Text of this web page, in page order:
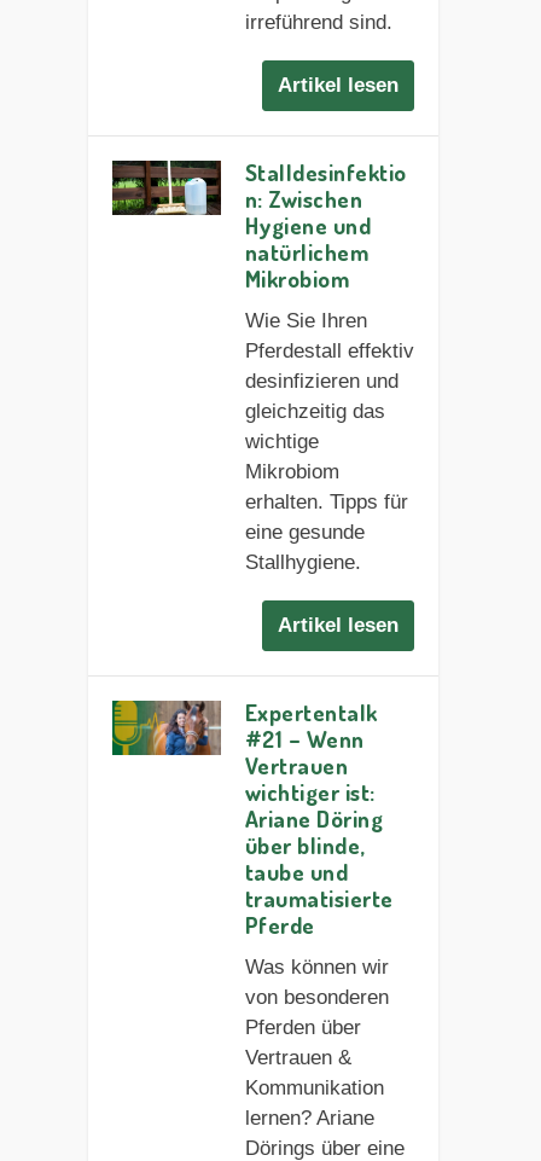
irreführend sind.
Artikel lesen
Stalldesinfektio
n: Zwischen
Hygiene und
natürlichem
Mikrobiom
Wie Sie Ihren
Pferdestall effektiv
desinfizieren und
gleichzeitig das
wichtige
Mikrobiom
erhalten. Tipps für
eine gesunde
Stallhygiene.
Artikel lesen
Expertentalk
#21 – Wenn
Vertrauen
wichtiger ist:
Ariane Döring
über blinde,
taube und
traumatisierte
Pferde
Was können wir
von besonderen
Pferden über
Vertrauen &
Kommunikation
lernen? Ariane
Dörings über eine